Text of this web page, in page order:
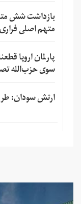
بازداشت شش
متهم اصلی
پارلمان اروپا
سوی حزب‌الله
ارتش سودان: